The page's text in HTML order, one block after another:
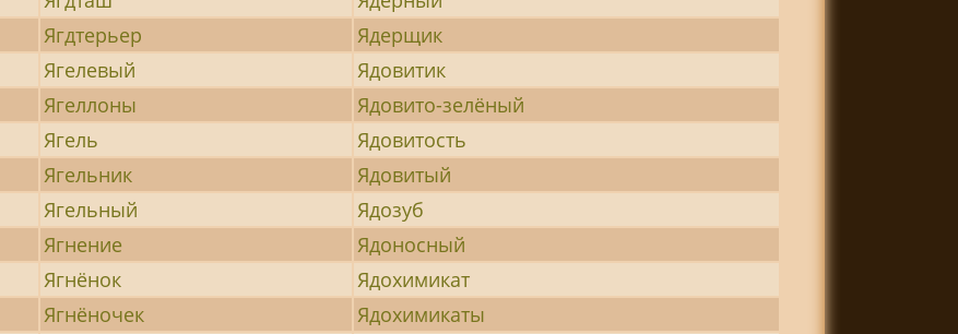
Ягдтерьер
Ядерщик
Ягелевый
Ядовитик
Ягеллоны
Ядовито-зелёный
Ягель
Ядовитость
Ягельник
Ядовитый
Ягельный
Ядозуб
Ягнение
Ядоносный
Ягнёнок
Ядохимикат
Ягнёночек
Ядохимикаты